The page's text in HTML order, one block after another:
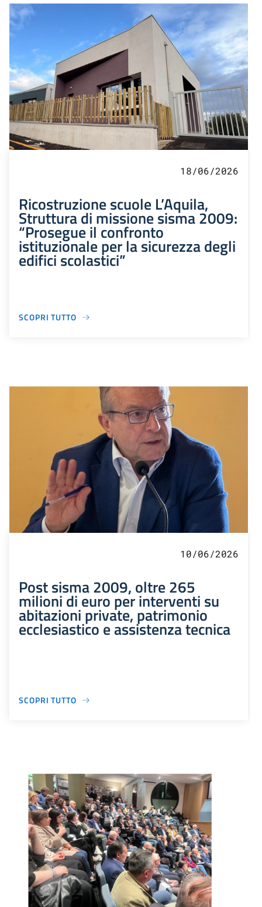
18/06/2026
Ricostruzione scuole L’Aquila,
Struttura di missione sisma 2009:
“Prosegue il confronto
istituzionale per la sicurezza degli
edifici scolastici”
SCOPRI TUTTO
10/06/2026
Post sisma 2009, oltre 265
milioni di euro per interventi su
abitazioni private, patrimonio
ecclesiastico e assistenza tecnica
SCOPRI TUTTO